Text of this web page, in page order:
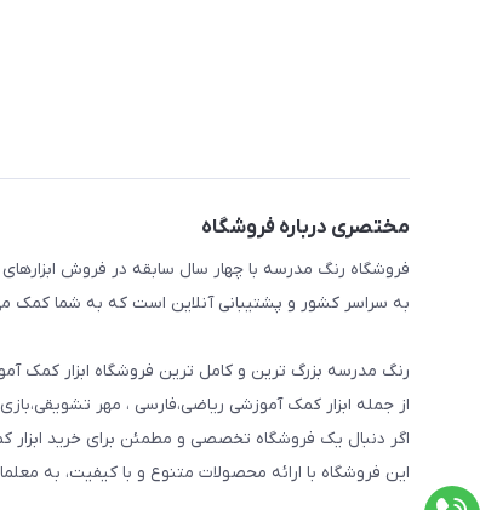
مختصری درباره فروشگاه
فروشگاه رنگ مدرسه با چهار سال سابقه در فروش
به سراسر کشور و پشتیبانی آنلاین است که به شما کمک
رنگ مدرسه بزرگ ترین و کامل ترین فروشگاه ابزار کمک
از جمله ابزار کمک آموزشی ریاضی،فارسی ، مهر
اگر دنبال یک فروشگاه تخصصی و مطمئن برای خرید
این فروشگاه با ارائه محصولات متنوع و با کیفیت، به